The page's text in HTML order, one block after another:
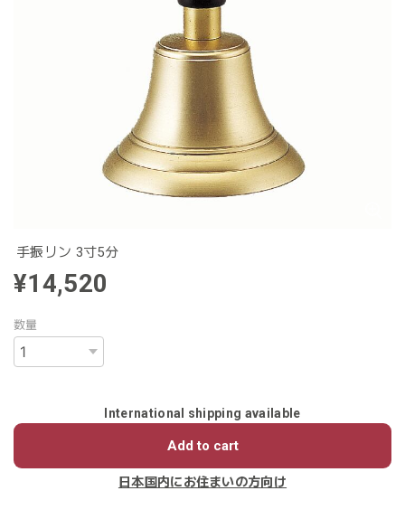
手振リン 3寸5分
¥14,520
数量
International shipping available
Add to cart
日本国内にお住まいの方向け